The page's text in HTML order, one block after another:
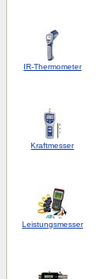
IR-Thermometer
Kraftmesser
Leistungsmesser